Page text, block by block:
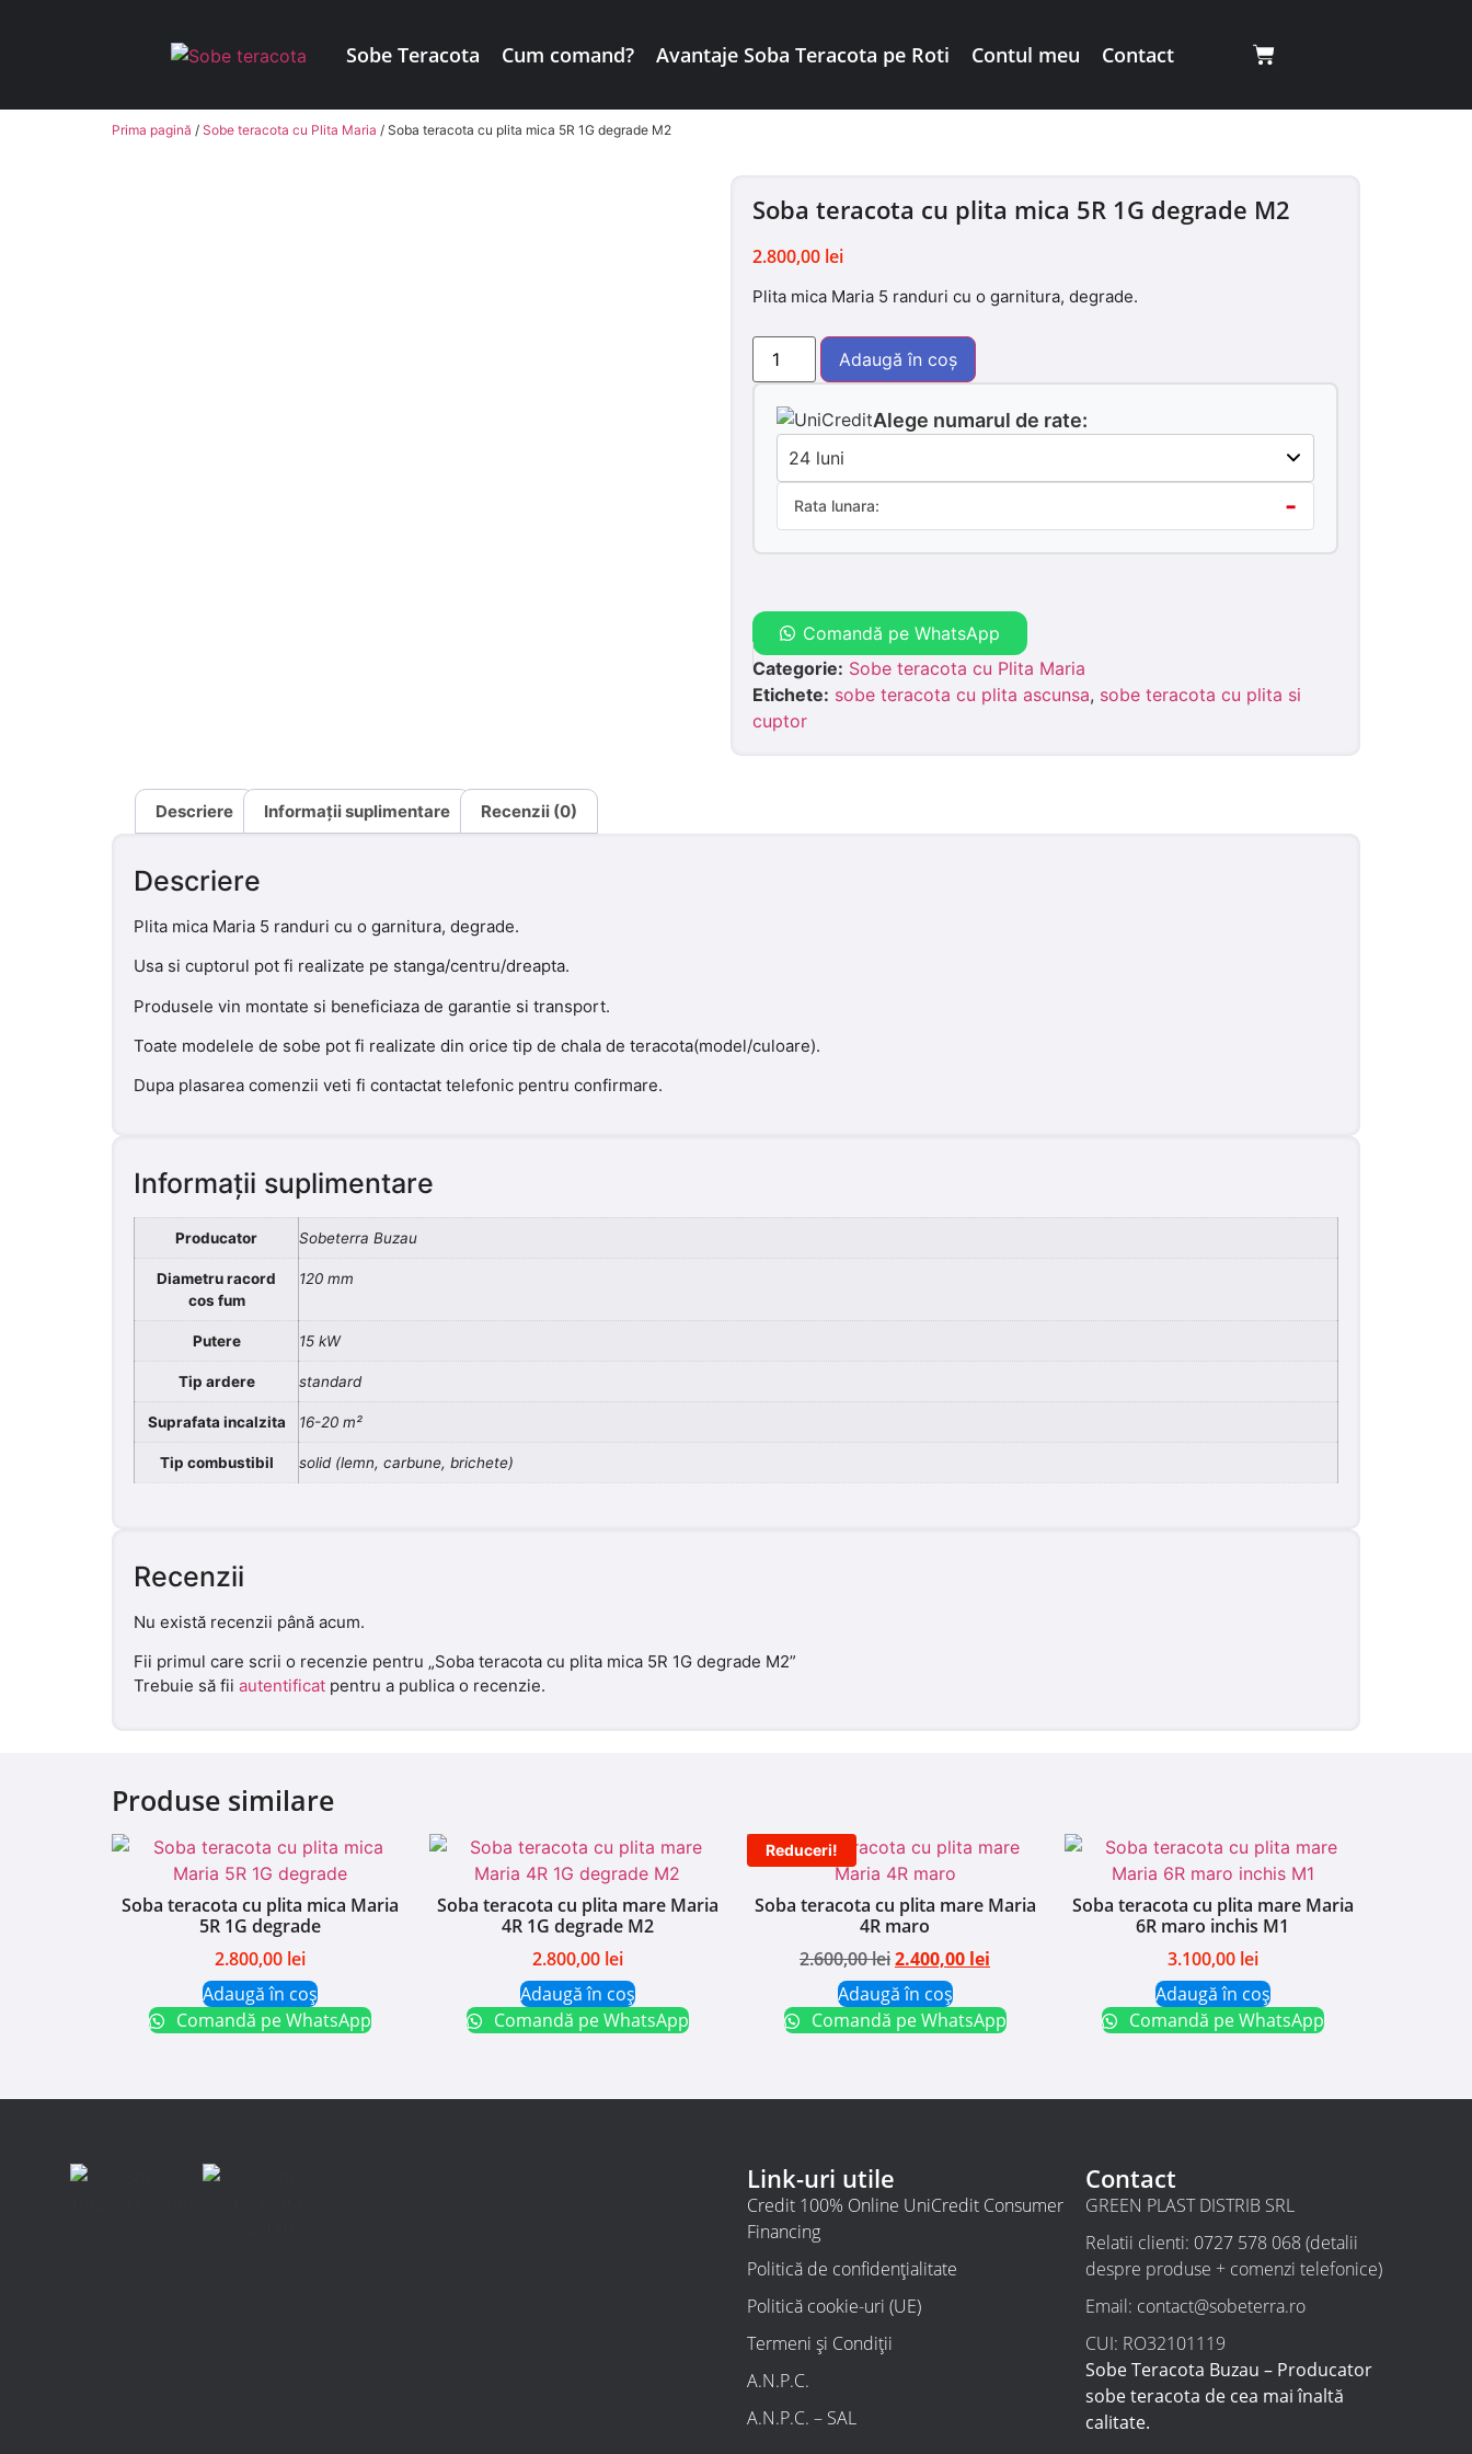
Sobe Teracota Cum comand? Avantaje Soba Teracota pe Roti Contul meu Contact
Prima pagină / Sobe teracota cu Plita Maria / Soba teracota cu plita mica 5R 1G degrade M2
Soba teracota cu plita mica 5R 1G degrade M2
2.800,00 lei
Plita mica Maria 5 randuri cu o garnitura, degrade.
Adaugă în coș
Alege numarul de rate:
Rata lunara: -
Comandă pe WhatsApp
Categorie: Sobe teracota cu Plita Maria
Etichete: sobe teracota cu plita ascunsa, sobe teracota cu plita si
cuptor
Descriere Informații suplimentare Recenzii (0)
Descriere
Plita mica Maria 5 randuri cu o garnitura, degrade.
Usa si cuptorul pot fi realizate pe stanga/centru/dreapta.
Produsele vin montate si beneficiaza de garantie si transport.
Toate modelele de sobe pot fi realizate din orice tip de chala de teracota(model/culoare).
Dupa plasarea comenzii veti fi contactat telefonic pentru confirmare.
Informații suplimentare
Producator Sobeterra Buzau
Diametru racord
cos fum
120 mm
Putere 15 kW
Tip ardere standard
Suprafata incalzita 16-20 m²
Tip combustibil solid (lemn, carbune, brichete)
Recenzii
Nu există recenzii până acum.
Fii primul care scrii o recenzie pentru „Soba teracota cu plita mica 5R 1G degrade M2”
Trebuie să fii autentificat pentru a publica o recenzie.
Produse similare
Soba teracota cu plita mica Maria
5R 1G degrade
2.800,00 lei
Adaugă în coș
Comandă pe WhatsApp
Soba teracota cu plita mare Maria
4R 1G degrade M2
2.800,00 lei
Adaugă în coș
Comandă pe WhatsApp
Reduceri!
Soba teracota cu plita mare Maria
4R maro
2.600,00lei2.400,00 lei
Adaugă în coș
Comandă pe WhatsApp
Soba teracota cu plita mare Maria
6R maro inchis M1
3.100,00 lei
Adaugă în coș
Comandă pe WhatsApp
Link-uri utile
Credit 100% Online UniCredit Consumer
Financing
Politică de confidențialitate
Politică cookie-uri (UE)
Termeni și Condiții
A.N.P.C.
A.N.P.C. – SAL
Contact
GREEN PLAST DISTRIB SRL
Relatii clienti: 0727 578 068 (detalii
despre produse + comenzi telefonice)
Email: contact@sobeterra.ro
CUI: RO32101119
Sobe Teracota Buzau – Producator
sobe teracota de cea mai înaltă
calitate.